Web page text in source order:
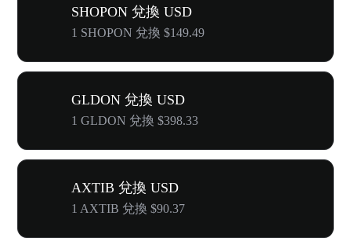
SHOPON 兌換 USD
1 SHOPON 兌換 $149.49
GLDON 兌換 USD
1 GLDON 兌換 $398.33
AXTIB 兌換 USD
1 AXTIB 兌換 $90.37